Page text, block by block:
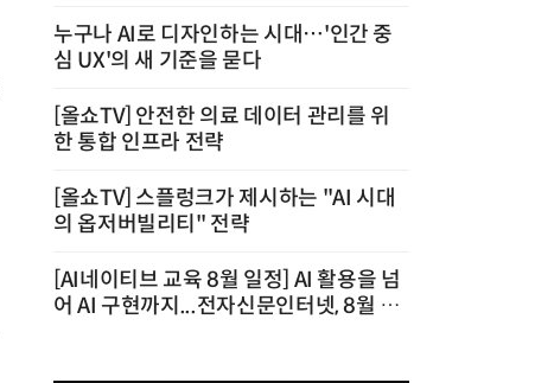
누구나 AI로 디자인하는 시대…'인간 중
심 UX'의 새 기준을 묻다
[올쇼TV] 안전한 의료 데이터 관리를 위
한 통합 인프라 전략
[올쇼TV] 스플렁크가 제시하는 "AI 시대
의 옵저버빌리티" 전략
[AI네이티브 교육 8월 일정] AI 활용을 넘
어 AI 구현까지...전자신문인터넷, 8월 실